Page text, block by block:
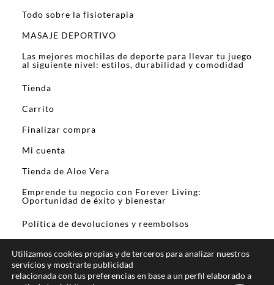
Todo sobre la fisioterapia
MASAJE DEPORTIVO
Las mejores mochilas de deporte para llevar tu juego
al siguiente nivel: estilos, durabilidad y comodidad
Tienda
Carrito
Finalizar compra
Mi cuenta
Tienda de Aloe Vera
Emprende tu negocio con Forever Living:
Oportunidad de éxito y bienestar
Política de devoluciones y reembolsos
Utilizamos cookies propias y de terceros para analizar nuestros
servicios y mostrarte publicidad
relacionada con tus preferencias en base a un perfil elaborado a